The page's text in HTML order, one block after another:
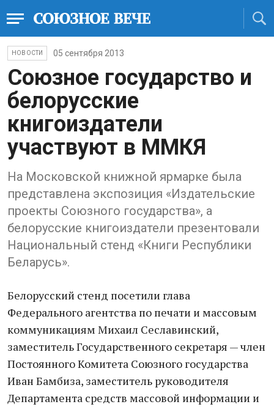
НОВОСТИ 05 сентября 2013
Союзное государство и
белорусские
книгоиздатели
участвуют в ММКЯ
На Московской книжной ярмарке была
представлена экспозиция «Издательские
проекты Союзного государства», а
белорусские книгоиздатели презентовали
Национальный стенд «Книги Республики
Беларусь».
Белорусский стенд посетили глава
Федерального агентства по печати и массовым
коммуникациям Михаил Сеславинский,
заместитель Государственного секретаря — член
Постоянного Комитета Союзного государства
Иван Бамбиза, заместитель руководителя
Департамента средств массовой информации и